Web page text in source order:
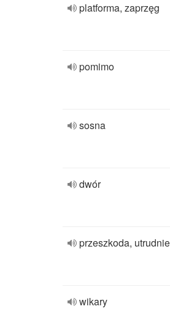
platforma, zaprzęg
pomimo
sosna
dwór
przeszkoda,
wikary